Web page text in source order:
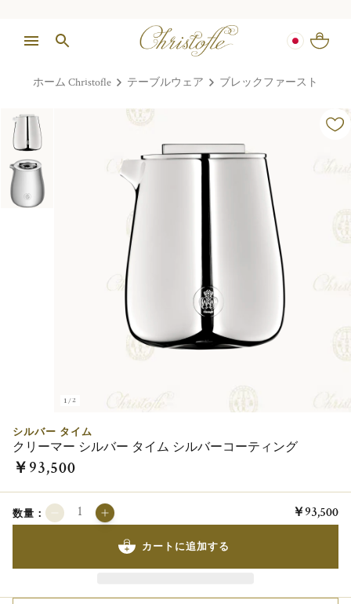
ホーム Christofle テーブルウェア ブレックファースト
1/2
シルバー タイム
クリーマー シルバー タイム シルバーコーティング
￥93,500
数量： ￥93,500
カートに追加する